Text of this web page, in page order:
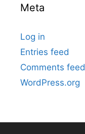
Meta
Log in
Entries feed
Comments feed
WordPress.org